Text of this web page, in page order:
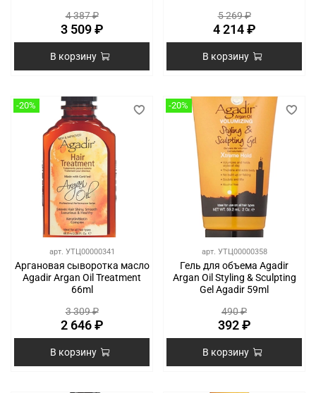
4 387 ₽
3 509 ₽
В корзину
5 269 ₽
4 214 ₽
В корзину
-20%
арт. УТЦ00000341
Аргановая сыворотка масло
Agadir Argan Oil Treatment
66ml
3 309 ₽
2 646 ₽
В корзину
-20%
арт. УТЦ00000358
Гель для объема Agadir
Argan Oil Styling & Sculpting
Gel Agadir 59ml
490 ₽
392 ₽
В корзину